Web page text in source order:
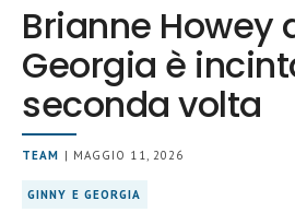
Brianne Howey
Georgia è
seconda volta
TEAM | MAGGIO 11, 2026
GINNY E GEORGIA